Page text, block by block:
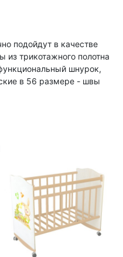
подойдут в качестве
из трикотажного полотна
шнурок,
в 56 размере - швы